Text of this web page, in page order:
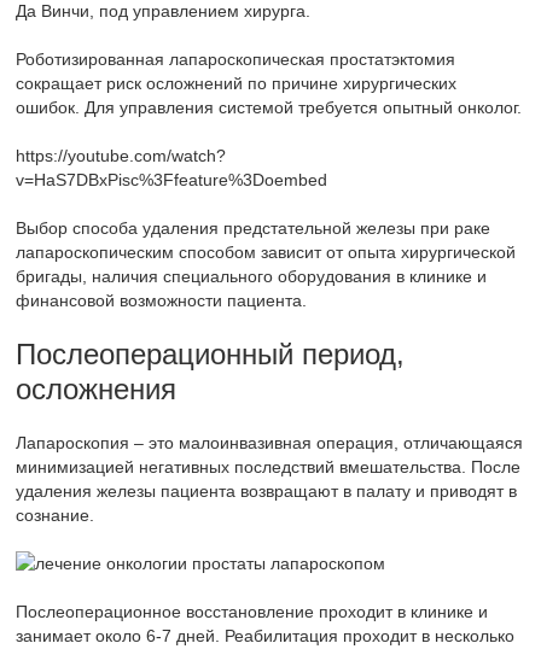
Да Винчи, под управлением хирурга.
Роботизированная лапароскопическая простатэктомия
сокращает риск осложнений по причине хирургических
ошибок. Для управления системой требуется опытный онколог.
https://youtube.com/watch?
v=HaS7DBxPisc%3Ffeature%3Doembed
Выбор способа удаления предстательной железы при раке
лапароскопическим способом зависит от опыта хирургической
бригады, наличия специального оборудования в клинике и
финансовой возможности пациента.
Послеоперационный период,
осложнения
Лапароскопия – это малоинвазивная операция, отличающаяся
минимизацией негативных последствий вмешательства. После
удаления железы пациента возвращают в палату и приводят в
сознание.
Послеоперационное восстановление проходит в клинике и
занимает около 6-7 дней. Реабилитация проходит в несколько